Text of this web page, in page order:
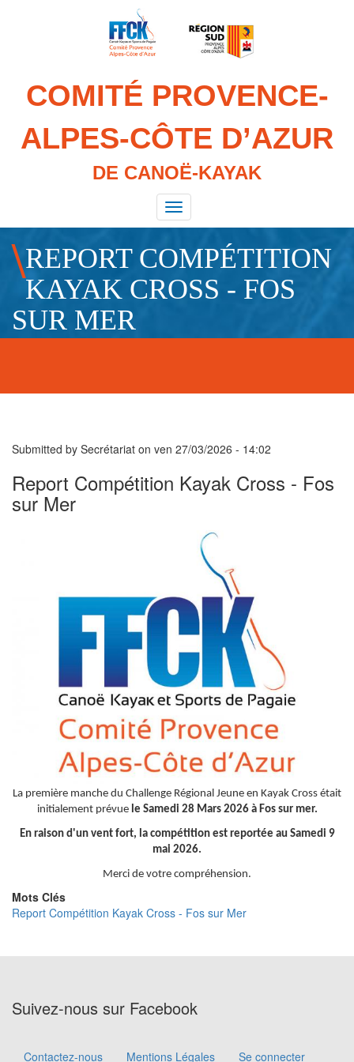
COMITÉ PROVENCE-
ALPES-CÔTE D’AZUR
DE CANOË-KAYAK
Toggle
navigation
REPORT COMPÉTITION
KAYAK CROSS - FOS
SUR MER
Submitted by Secrétariat on ven 27/03/2026 - 14:02
Report Compétition Kayak Cross - Fos
sur Mer
La première manche du Challenge Régional Jeune en Kayak Cross était
initialement prévue le Samedi 28 Mars 2026 à Fos sur mer.
En raison d'un vent fort, la compétition est reportée au Samedi 9
mai 2026.
Merci de votre compréhension.
Mots Clés
Report Compétition Kayak Cross - Fos sur Mer
Suivez-nous sur Facebook
Contactez-nous Mentions Légales Se connecter